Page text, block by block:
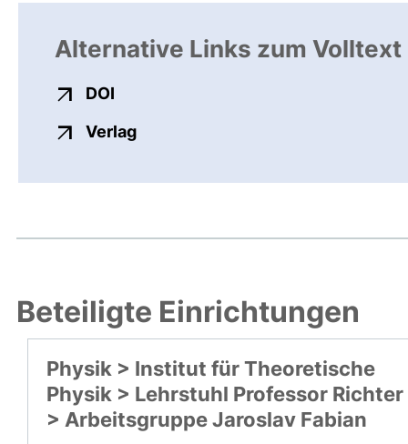
Alternative Links zum Volltext
DOI
Verlagexterner Link, öffnet neues
Beteiligte Einrichtungen
Physik > Institut für Theoretische
Physik > Lehrstuhl Professor Richter
> Arbeitsgruppe Jaroslav Fabian